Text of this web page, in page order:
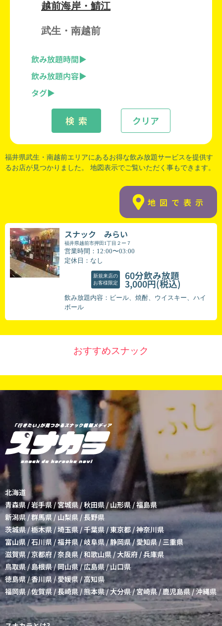
越前海岸・鯖江
武生・南越前
飲み放題時間
飲み放題内容
タグ
クリア
検 索
福井県武生 ・ 南越前エリアにあるお得な飲み放題サービスを提供す
るお店が見つかりました。 地図表示でご覧いただく事もできます。
地図で表示
スナック みらい
福井県越前市押田1丁目２ー７
営業時間：12:00〜03:00
定休日：なし
新規来店の
お客様限定
60分飲み放題
3,000円(税込)
飲み放題内容：ビール、焼酎、ウイスキー、ハイ
ボール
おすすめスナック
北海道
青森県/岩手県/宮城県/秋田県 / 山形県/福島県
新潟県/群馬県 / 山梨県 /長野県
茨城県 /栃木県/埼玉県/千葉県/東京都 /神奈川県
富山県 /石川県 /福井県/岐阜県/静岡県/愛知県/三重県
滋賀県/京都府/奈良県 /和歌山県/大阪府 /兵庫県
鳥取県 / 島根県/岡山県/広島県/山口県
徳島県/香川県/愛媛県 /高知県
福岡県 /佐賀県 /長崎県/熊本県/大分県/宮崎県/鹿児島県/沖縄県